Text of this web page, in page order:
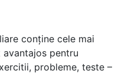
conține cele mai
pentru
probleme, teste –